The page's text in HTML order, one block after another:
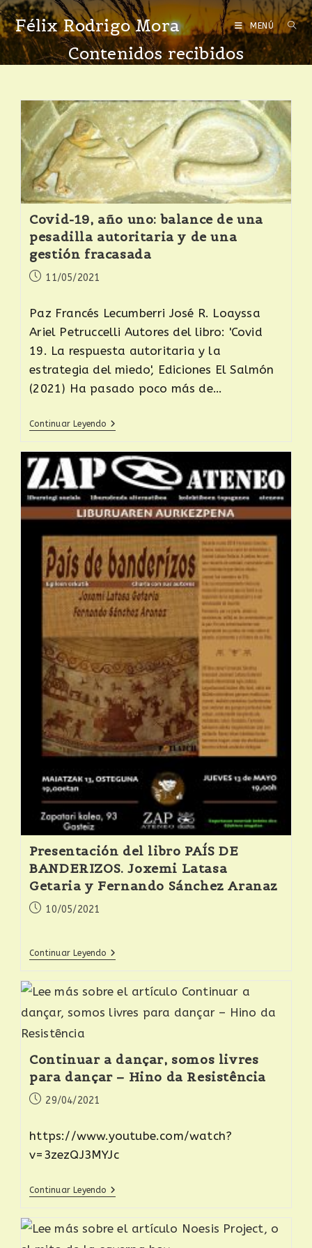
Félix Rodrigo Mora MENÚ
Contenidos recibidos
Covid-19, año uno: balance de una
pesadilla autoritaria y de una
gestión fracasada
11/05/2021
Paz Francés Lecumberri José R. Loayssa
Ariel Petruccelli Autores del libro: 'Covid
19. La respuesta autoritaria y la
estrategia del miedo', Ediciones El Salmón
(2021) Ha pasado poco más de…
Continuar Leyendo
Presentación del libro PAÍS DE
BANDERIZOS. Joxemi Latasa
Getaria y Fernando Sánchez Aranaz
10/05/2021
Continuar Leyendo
Continuar a dançar, somos livres
para dançar – Hino da Resistência
29/04/2021
https://www.youtube.com/watch?
v=3zezQJ3MYJc
Continuar Leyendo